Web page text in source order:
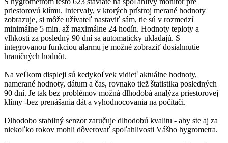
priestorovú klímu. Intervaly, v ktorých prístroj merané hodnoty
zobrazuje, si môže užívateľ nastaviť sám, tie sú v rozmedzí
minimálne 5 min. až maximálne 24 hodín. Hodnoty teploty a
vlhkosti za posledný 90 dní sa automaticky ukladajú. S
integrovanou funkciou alarmu je možné zobraziť dosiahnutie
hraničných hodnôt.
Na veľkom displeji sú kedykoľvek vidieť aktuálne hodnoty,
namerané hodnoty, dátum a čas, rovnako tiež štatistika posledných
90 dní. Je tak bez problémov možná dlhodobá analýza priestorovej
klímy -bez prenášania dát a vyhodnocovania na počítači.
Dlhodobo stabilný senzor zaručuje dlhodobú kvalitu - aby ste aj za
niekoľko rokov mohli dôverovať spoľahlivosti Vášho hygrometra.